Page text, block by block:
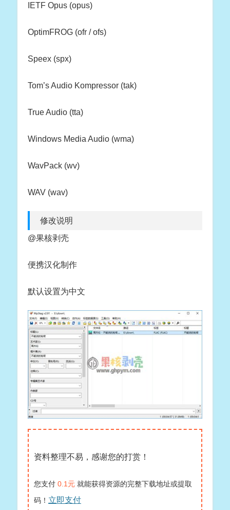
IETF Opus (opus)
OptimFROG (ofr / ofs)
Speex (spx)
Tom’s Audio Kompressor (tak)
True Audio (tta)
Windows Media Audio (wma)
WavPack (wv)
WAV (wav)
修改说明
@果核剥壳
便携汉化制作
默认设置为中文
资料整理不易，感谢您的打赏！
您支付 0.1元 就能获得资源的完整下载地址或提取
码！ 立即支付